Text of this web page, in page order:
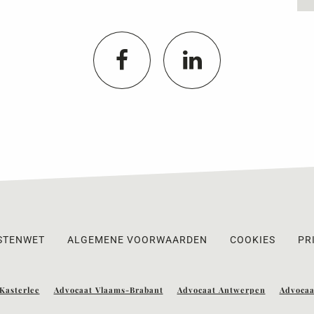
ALGEMENE VOORWAARDEN COOKIES
Advocaat Vlaams-Brabant Advocaat Antwerpen